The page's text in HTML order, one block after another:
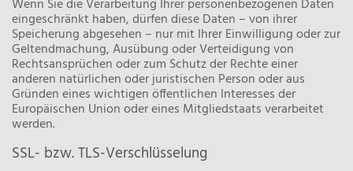
Wenn Sie die Verarbeitung Ihrer personenbezogenen Daten
eingeschränkt haben, dürfen diese Daten – von ihrer
Speicherung abgesehen – nur mit Ihrer Einwilligung oder zur
Geltendmachung, Ausübung oder Verteidigung von
Rechtsansprüchen oder zum Schutz der Rechte einer
anderen natürlichen oder juristischen Person oder aus
Gründen eines wichtigen öffentlichen Interesses der
Europäischen Union oder eines Mitgliedstaats verarbeitet
werden.
SSL- bzw. TLS-Verschlüsselung